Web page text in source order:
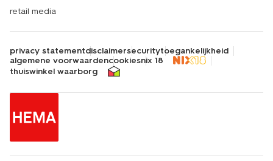
retail media
privacy statementdisclaimersecuritytoegankelijkheid
algemene voorwaardencookiesnix 18
thuiswinkel waarborg